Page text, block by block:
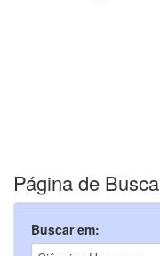
Página de Busca
Buscar em: